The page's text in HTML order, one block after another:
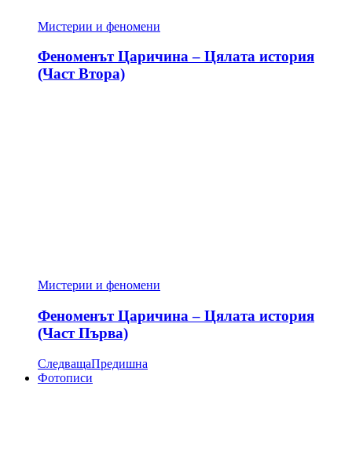
Мистерии и феномени
Феноменът Царичина – Цялата история
(Част Втора)
Мистерии и феномени
Феноменът Царичина – Цялата история
(Част Първа)
СледващаПредишна
Фотописи